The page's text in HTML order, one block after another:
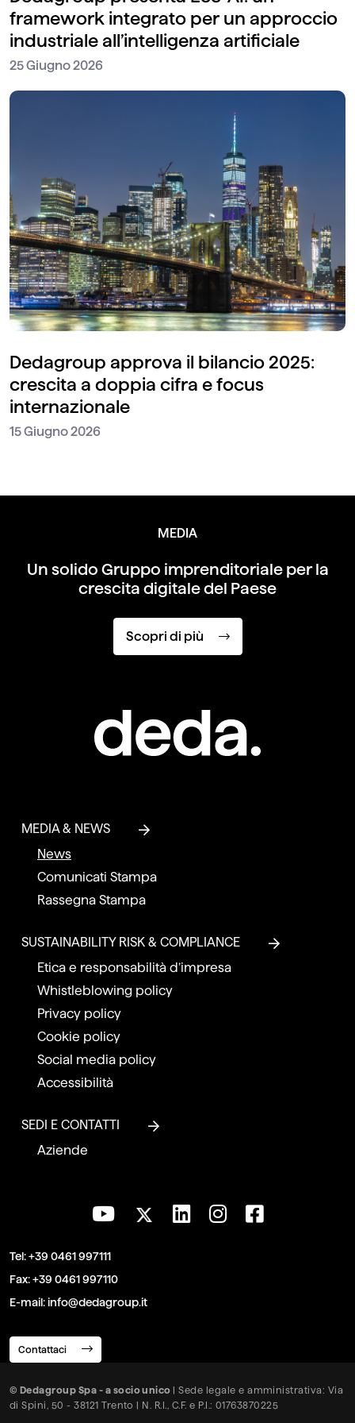
framework integrato per un approccio
industriale all’intelligenza artificiale
25 Giugno 2026
Dedagroup approva il bilancio 2025:
crescita a doppia cifra e focus
internazionale
15 Giugno 2026
MEDIA
Un solido Gruppo imprenditoriale perla
crescita digitale del Paese
Scopri di più
MEDIA & NEWS
News
Comunicati Stampa
Rassegna Stampa
SUSTAINABILITY RISK & COMPLIANCE
Etica e responsabilità d’impresa
Whistleblowing policy
Privacy policy
Cookie policy
Social media policy
Accessibilità
SEDI E CONTATTI
Aziende
Tel:+39 0461 997111
Fax:+39 0461 997110
E-mail:info@dedagroup.it
Contattaci
© Dedagroup Spa - a socio unico | Sede legale e amministrativa: Via
di Spini, 50 - 38121 Trento | N. R.I., C.F. e P.I.: 01763870225